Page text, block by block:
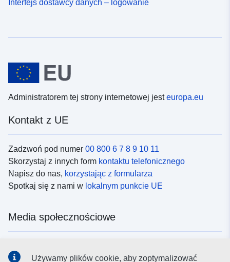
Interfejs dostawcy danych – logowanie
Administratorem tej strony internetowej jesteuropa.eu
Kontakt z UE
Zadzwoń pod numer 00 800 6 7 8 9 10 11
Skorzystaj z innych form kontaktu telefonicznego
Napisz do nas, korzystając z formularza
Spotkaj się z nami w lokalnym punkcie UE
Media społecznościowe
Używamy plików cookie, aby zoptymalizować